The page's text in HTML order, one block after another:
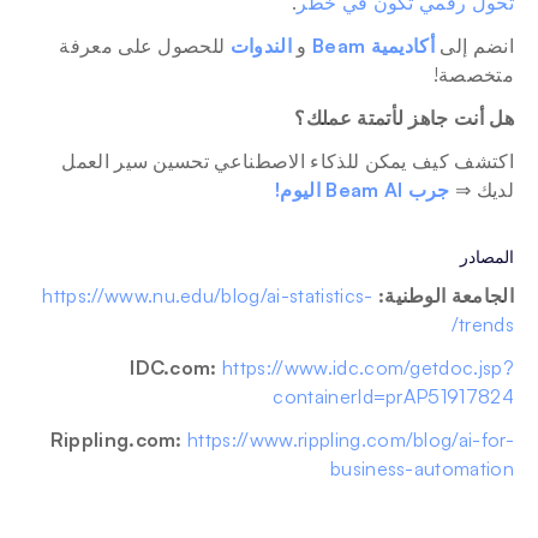
انضم إلى أكاديمية Beam و الندوات
متخصصة!
هل أنت جاهز لأتمتة عملك؟
لديك ⇒ جرب Beam AI اليوم!
المصادر
الجامعة الوطنية: https://www.nu.edu/blog/ai-statistics-
trends/
IDC.com: https://www.idc.com/getdoc.jsp?
containerId=prAP51917824
Rippling.com: https://www.rippling.com/blog/ai-for-
business-automation